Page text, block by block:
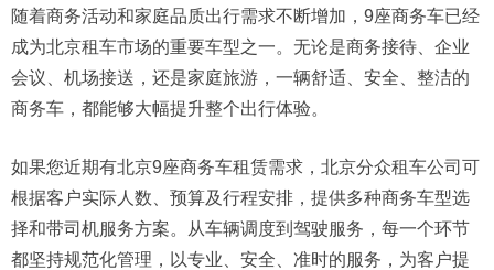
随着商务活动和家庭品质出行需求不断增加，9座商务车已经
成为北京租车市场的重要车型之一。无论是商务接待、企业
会议、机场接送，还是家庭旅游，一辆舒适、安全、整洁的
商务车，都能够大幅提升整个出行体验。
如果您近期有北京9座商务车租赁需求，北京分众租车公司可
根据客户实际人数、预算及行程安排，提供多种商务车型选
择和带司机服务方案。从车辆调度到驾驶服务，每一个环节
都坚持规范化管理，以专业、安全、准时的服务，为客户提